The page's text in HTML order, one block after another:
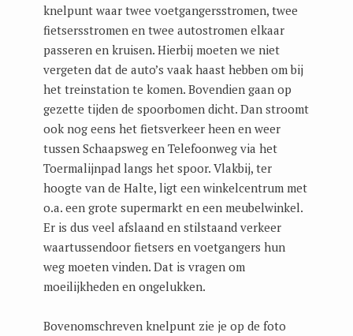
knelpunt waar twee voetgangersstromen, twee
fietsersstromen en twee autostromen elkaar
passeren en kruisen. Hierbij moeten we niet
vergeten dat de auto’s vaak haast hebben om bij
het treinstation te komen. Bovendien gaan op
gezette tijden de spoorbomen dicht. Dan stroomt
ook nog eens het fietsverkeer heen en weer
tussen Schaapsweg en Telefoonweg via het
Toermalijnpad langs het spoor. Vlakbij, ter
hoogte van de Halte, ligt een winkelcentrum met
o.a. een grote supermarkt en een meubelwinkel.
Er is dus veel afslaand en stilstaand verkeer
waartussendoor fietsers en voetgangers hun
weg moeten vinden. Dat is vragen om
moeilijkheden en ongelukken.
Bovenomschreven knelpunt zie je op de foto